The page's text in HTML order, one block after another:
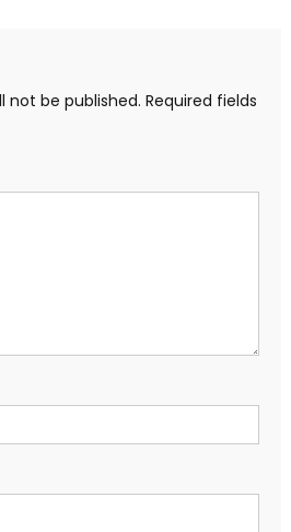
not be published. Required fields